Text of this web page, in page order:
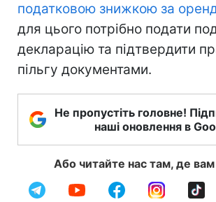
податковою знижкою за
для цього потрібно подати
декларацію та підтвердити
пільгу документами.
Не пропустіть головне!
наші оновлення в
Або читайте нас там, де вам